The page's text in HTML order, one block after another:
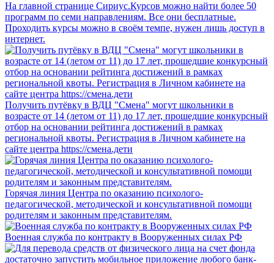
На главной странице Сириус.Курсов можно найти более 50
программ по семи направлениям. Все они бесплатные.
Проходить курсы можно в своём темпе, нужен лишь доступ в
интернет.
Получить путёвку в ВДЦ "Смена" могут школьники в
возрасте от 14 (летом от 11) до 17 лет, прошедшие конкурсный
отбор на основании рейтинга достижений в рамках
региональной квоты. Регистрация в Личном кабинете на
сайте центра https://смена.дети
Горячая линия Центра по оказанию психолого-
педагогической, методической и консультативной помощи
родителям и законным представителям.
Военная служба по контракту в Вооруженных силах РФ